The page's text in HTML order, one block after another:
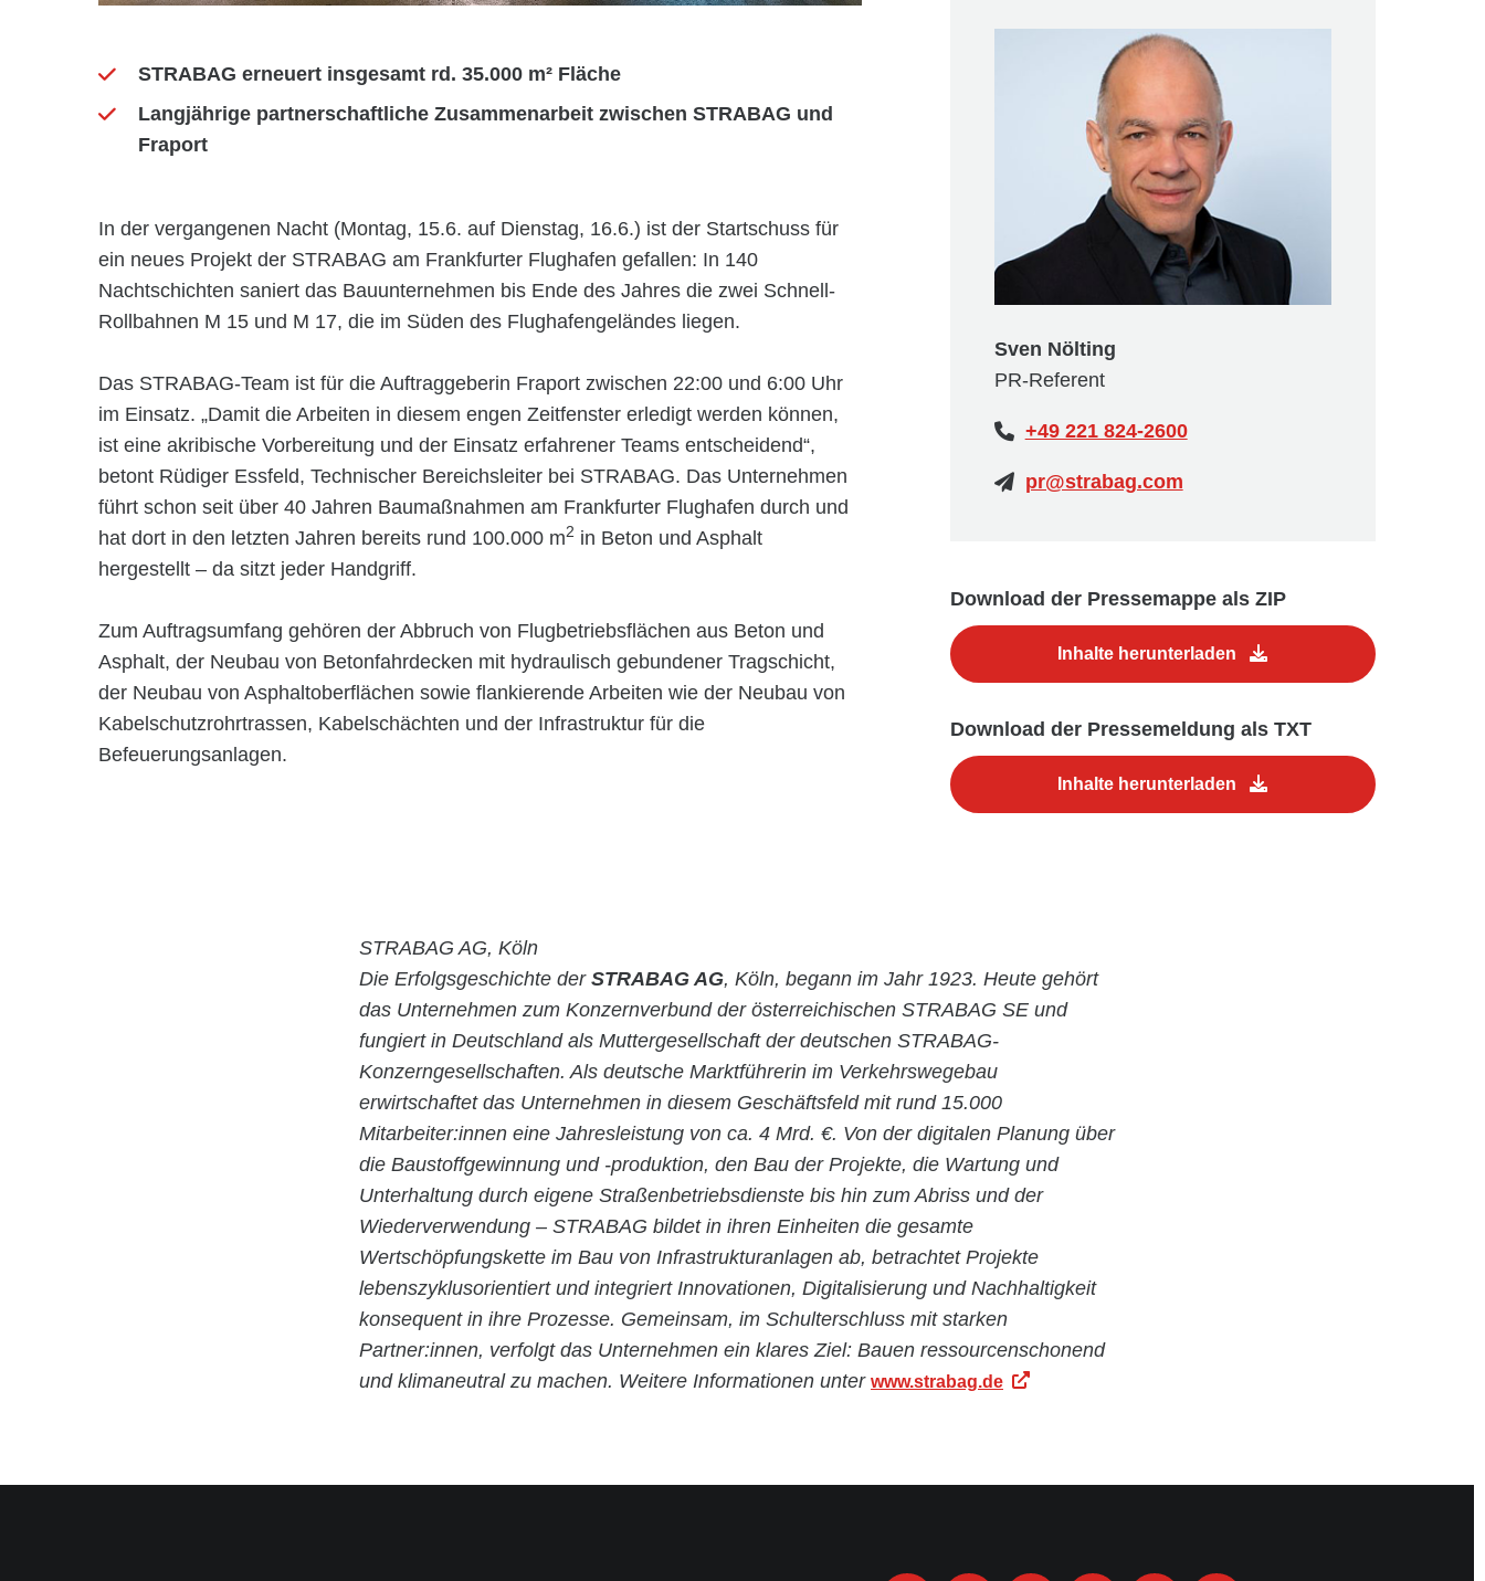
STRABAG erneuert insgesamt rd. 35.000 m² Fläche
Langjährige partnerschaftliche Zusammenarbeit zwischen STRABAG und
Fraport
In der vergangenen Nacht (Montag, 15.6. auf Dienstag, 16.6.) ist der Startschuss für
ein neues Projekt der STRABAG am Frankfurter Flughafen gefallen: In 140
Nachtschichten saniert das Bauunternehmen bis Ende des Jahres die zwei Schnell-
Rollbahnen M 15 und M 17, die im Süden des Flughafengeländes liegen.
Das STRABAG-Team ist für die Auftraggeberin Fraport zwischen 22:00 und 6:00 Uhr
im Einsatz. „Damit die Arbeiten in diesem engen Zeitfenster erledigt werden können,
ist eine akribische Vorbereitung und der Einsatz erfahrener Teams entscheidend“,
betont Rüdiger Essfeld, Technischer Bereichsleiter bei STRABAG. Das Unternehmen
führt schon seit über 40 Jahren Baumaßnahmen am Frankfurter Flughafen durch und
hat dort in den letzten Jahren bereits rund 100.000 m2 in Beton und Asphalt
hergestellt – da sitzt jeder Handgriff.
Zum Auftragsumfang gehören der Abbruch von Flugbetriebsflächen aus Beton und
Asphalt, der Neubau von Betonfahrdecken mit hydraulisch gebundener Tragschicht,
der Neubau von Asphaltoberflächen sowie flankierende Arbeiten wie der Neubau von
Kabelschutzrohrtrassen, Kabelschächten und der Infrastruktur für die
Befeuerungsanlagen.
Download der Pressemappe als ZIP
Inhalte herunterladen
Download der Pressemeldung als TXT
Inhalte herunterladen
Sven Nölting
PR-Referent
+49 221 824-2600
pr@strabag.com
STRABAG AG, Köln
Die Erfolgsgeschichte der STRABAG AG, Köln, begann im Jahr 1923. Heute gehört
das Unternehmen zum Konzernverbund der österreichischen STRABAG SE und
fungiert in Deutschland als Muttergesellschaft der deutschen STRABAG-
Konzerngesellschaften. Als deutsche Marktführerin im Verkehrswegebau
erwirtschaftet das Unternehmen in diesem Geschäftsfeld mit rund 15.000
Mitarbeiter:innen eine Jahresleistung von ca. 4 Mrd. €. Von der digitalen Planung über
die Baustoffgewinnung und -produktion, den Bau der Projekte, die Wartung und
Unterhaltung durch eigene Straßenbetriebsdienste bis hin zum Abriss und der
Wiederverwendung – STRABAG bildet in ihren Einheiten die gesamte
Wertschöpfungskette im Bau von Infrastrukturanlagen ab, betrachtet Projekte
lebenszyklusorientiert und integriert Innovationen, Digitalisierung und Nachhaltigkeit
konsequent in ihre Prozesse. Gemeinsam, im Schulterschluss mit starken
Partner:innen, verfolgt das Unternehmen ein klares Ziel: Bauen ressourcenschonend
und klimaneutral zu machen. Weitere Informationen unter www.strabag.de